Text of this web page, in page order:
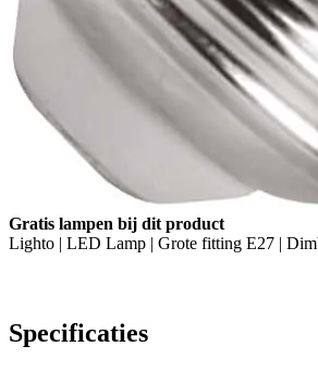
Gratis lampen bij dit product
Lighto | LED Lamp | Grote fitting E27 |
Specificaties